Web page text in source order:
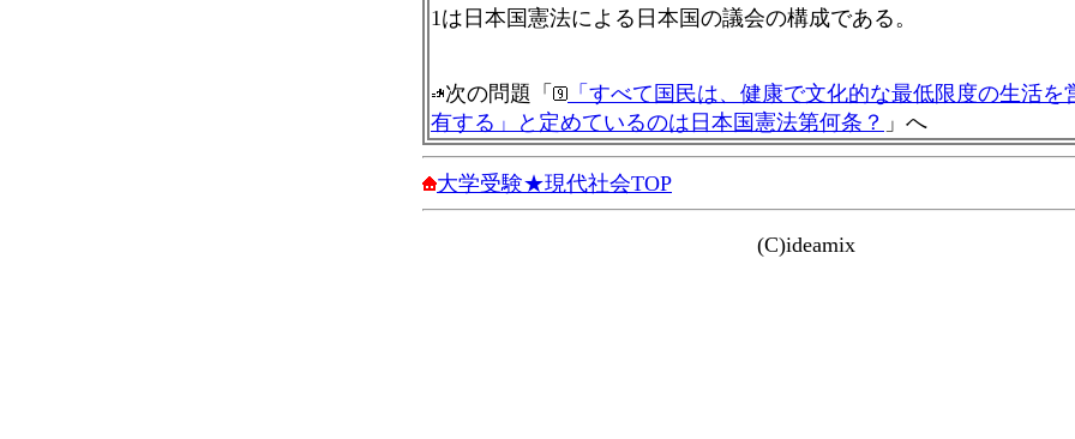
1は日本国憲法による日本国の議会の構成である。
次の問題「
「すべて国民は、健康で文化的な最低限度の生活を
有する」と定めているのは日本国憲法第何条？ 」へ
大学受験★現代社会TOP
(C)ideamix